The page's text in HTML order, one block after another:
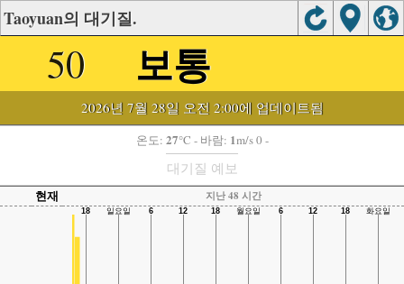
Taoyuan의 대기질.
50 보통
2026년 7월 28일 오전 2:00에 업데이트됨
온도: 27°C - 바람: 1m/s 0 -
대기질 예보
현재 지난 48 시간